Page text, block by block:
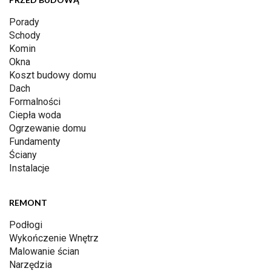
Porady
Schody
Komin
Okna
Koszt budowy domu
Dach
Formalności
Ciepła woda
Ogrzewanie domu
Fundamenty
Ściany
Instalacje
REMONT
Podłogi
Wykończenie Wnętrz
Malowanie ścian
Narzędzia